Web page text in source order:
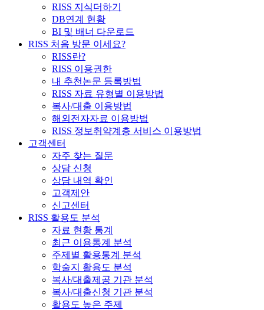
RISS 지식더하기
DB연계 현황
BI 및 배너 다운로드
RISS 처음 방문 이세요?
RISS란?
RISS 이용권한
내 추천논문 등록방법
RISS 자료 유형별 이용방법
복사/대출 이용방법
해외전자자료 이용방법
RISS 정보취약계층 서비스 이용방법
고객센터
자주 찾는 질문
상담 신청
상담 내역 확인
고객제안
신고센터
RISS 활용도 분석
자료 현황 통계
최근 이용통계 분석
주제별 활용통계 분석
학술지 활용도 분석
복사/대출제공 기관 분석
복사/대출신청 기관 분석
활용도 높은 주제